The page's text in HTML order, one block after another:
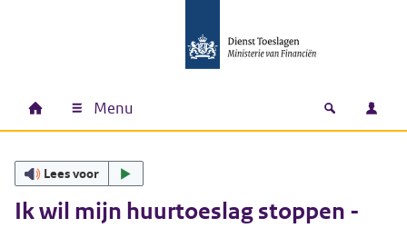
Hoofdnavigatie
Home Menu Open
Lees voor
Ik wil mijn huurtoeslag stoppen -